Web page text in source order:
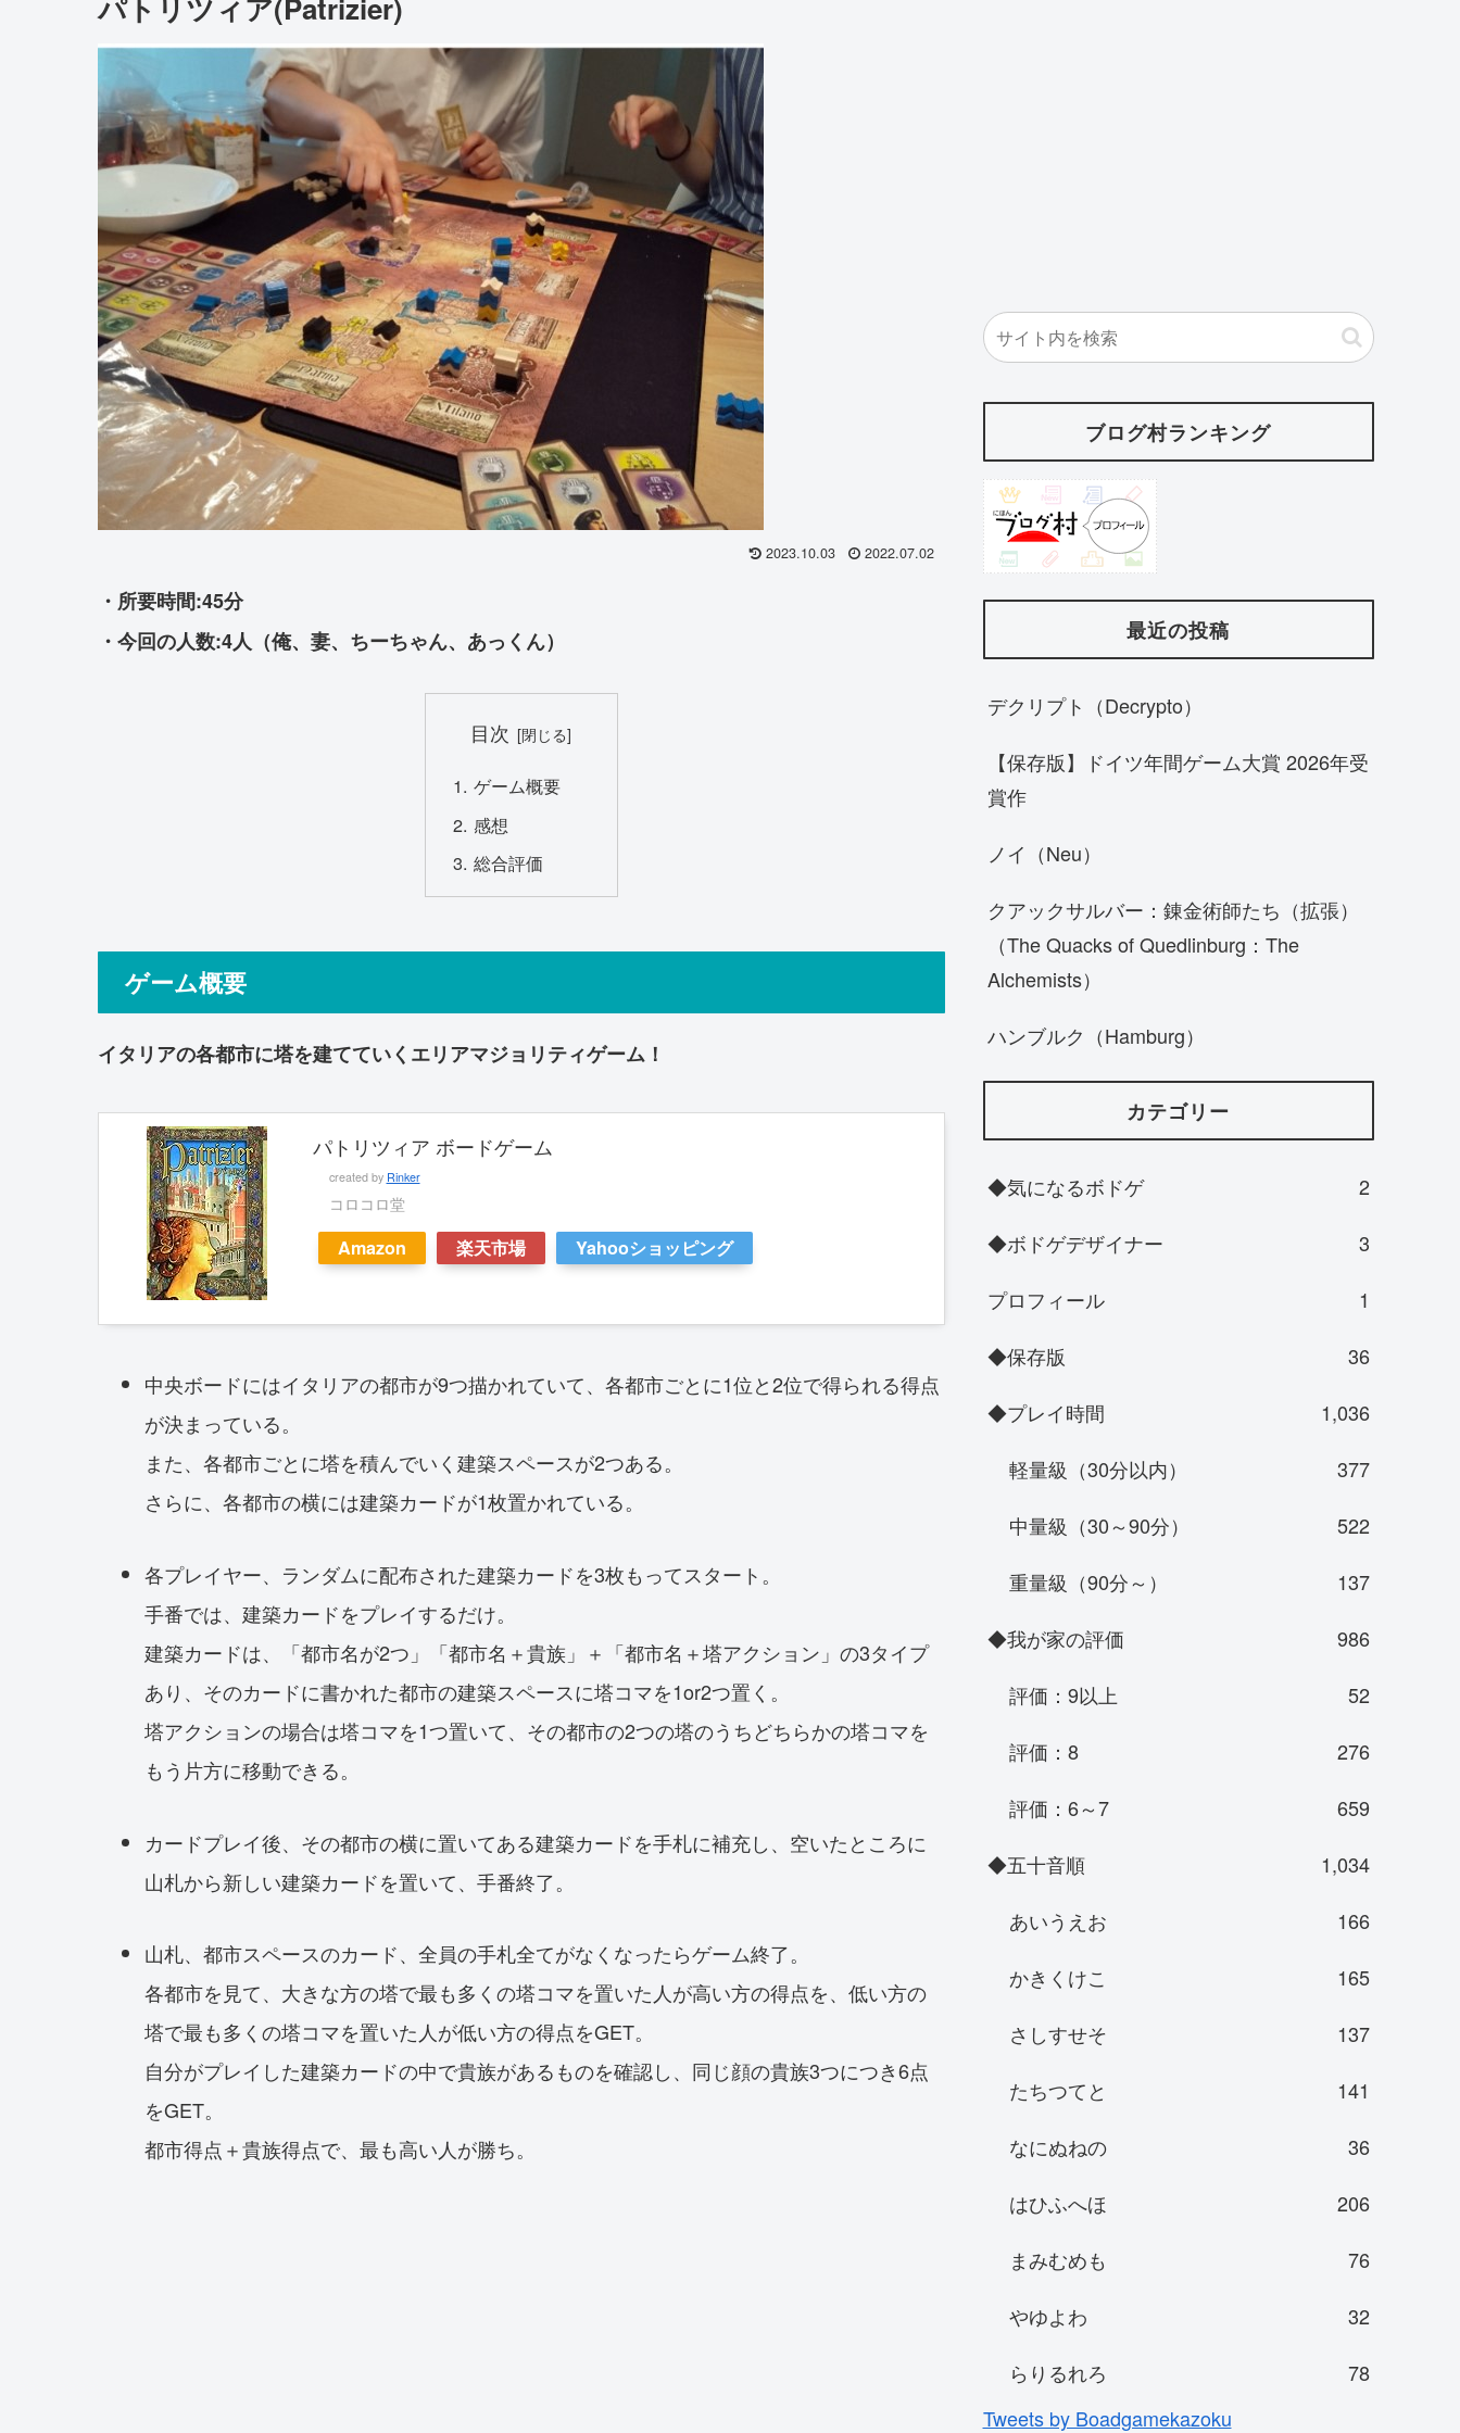
パトリツィア(Patrizier)
2023.10.03 2022.07.02
・所要時間:45分
・今回の人数:4人（俺、妻、ちーちゃん、あっくん）
目次
ゲーム概要
感想
総合評価
ゲーム概要
イタリアの各都市に塔を建てていくエリアマジョリティゲーム！
パトリツィア ボードゲーム
created by Rinker
コロコロ堂
Amazon 楽天市場 Yahooショッピング
中央ボードにはイタリアの都市が9つ描かれていて、各都市ごとに1位と2位で得られる得点
が決まっている。
また、各都市ごとに塔を積んでいく建築スペースが2つある。
さらに、各都市の横には建築カードが1枚置かれている。
各プレイヤー、ランダムに配布された建築カードを3枚もってスタート。
手番では、建築カードをプレイするだけ。
建築カードは、「都市名が2つ」「都市名＋貴族」＋「都市名＋塔アクション」の3タイプ
あり、そのカードに書かれた都市の建築スペースに塔コマを1or2つ置く。
塔アクションの場合は塔コマを1つ置いて、その都市の2つの塔のうちどちらかの塔コマを
もう片方に移動できる。
カードプレイ後、その都市の横に置いてある建築カードを手札に補充し、空いたところに
山札から新しい建築カードを置いて、手番終了。
山札、都市スペースのカード、全員の手札全てがなくなったらゲーム終了。
各都市を見て、大きな方の塔で最も多くの塔コマを置いた人が高い方の得点を、低い方の
塔で最も多くの塔コマを置いた人が低い方の得点をGET。
自分がプレイした建築カードの中で貴族があるものを確認し、同じ顔の貴族3つにつき6点
をGET。
都市得点＋貴族得点で、最も高い人が勝ち。
ブログ村ランキング
最近の投稿
デクリプト（Decrypto）
【保存版】ドイツ年間ゲーム大賞 2026年受
賞作
ノイ（Neu）
クアックサルバー：錬金術師たち（拡張）
（The Quacks of Quedlinburg：The
Alchemists）
ハンブルク（Hamburg）
カテゴリー
◆気になるボドゲ
2
◆ボドゲデザイナー
3
プロフィール
1
◆保存版
36
◆プレイ時間
1,036
軽量級（30分以内）
377
中量級（30～90分）
522
重量級（90分～）
137
◆我が家の評価
986
評価：9以上
52
評価：8
276
評価：6～7
659
◆五十音順
1,034
あいうえお
166
かきくけこ
165
さしすせそ
137
たちつてと
141
なにぬねの
36
はひふへほ
206
まみむめも
76
やゆよわ
32
らりるれろ
78
Tweets by Boadgamekazoku